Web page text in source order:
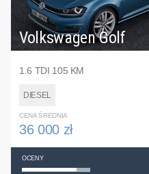
Volkswagen Golf
1.6 TDI 105 KM
DIESEL
CENA ŚREDNIA
36 000 zł
OCENY